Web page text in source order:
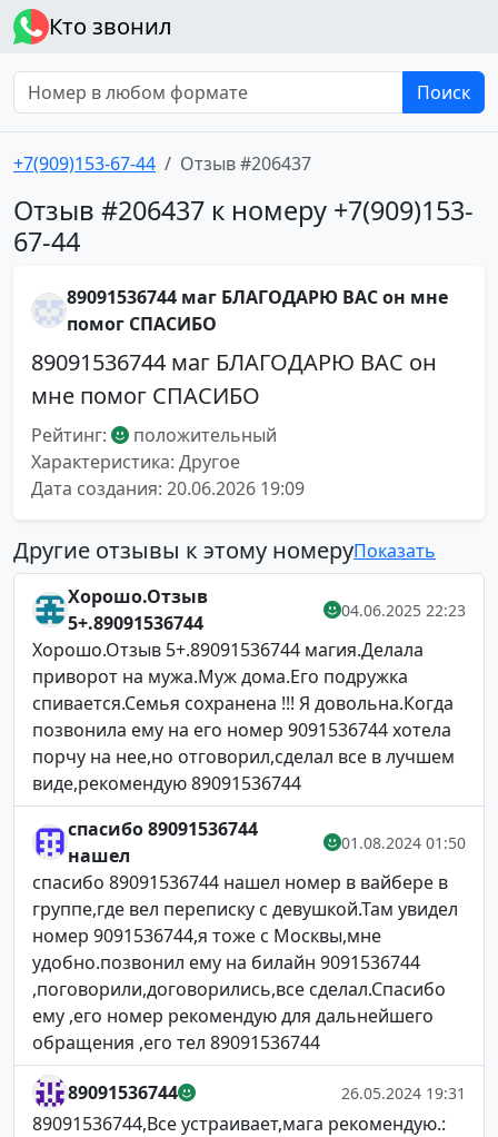
Кто звонил
Поиск
+7(909)153-67-44 Отзыв #206437
Отзыв #206437 к номеру +7(909)153-
67-44
89091536744 маг БЛАГОДАРЮ ВАС он мне
помог СПАСИБО
89091536744 маг БЛАГОДАРЮ ВАС он
мне помог СПАСИБО
Рейтинг:
положительный
Характеристика: Другое
Дата создания: 20.06.2026 19:09
Другие отзывы к этому номеруПоказать
Хорошо.Отзыв
5+.89091536744
04.06.2025 22:23
Хорошо.Отзыв 5+.89091536744 магия.Делала
приворот на мужа.Муж дома.Его подружка
спивается.Семья сохранена !!! Я довольна.Когда
позвонила ему на его номер 9091536744 хотела
порчу на нее,но отговорил,сделал все в лучшем
виде,рекомендую 89091536744
спасибо 89091536744
нашел
01.08.2024 01:50
спасибо 89091536744 нашел номер в вайбере в
группе,где вел переписку с девушкой.Там увидел
номер 9091536744,я тоже с Москвы,мне
удобно.позвонил ему на билайн 9091536744
,поговорили,договорились,все сделал.Спасибо
ему ,его номер рекомендую для дальнейшего
обращения ,его тел 89091536744
89091536744 26.05.2024 19:31
89091536744,Все устраивает,мага рекомендую.: